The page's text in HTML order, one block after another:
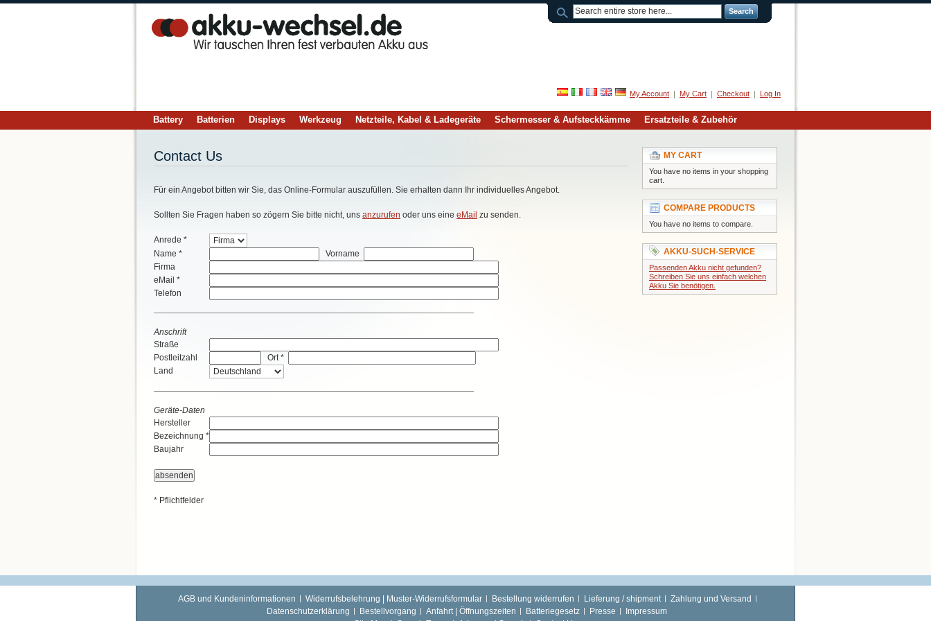
Search
My Account My Cart Checkout Log In
Battery Batterien Displays Werkzeug Netzteile, Kabel & Ladegeräte Schermesser & Aufsteckkämme Ersatzteile & Zubehör
Contact Us
Für ein Angebot bitten wir Sie, das Online-Formular auszufüllen. Sie erhalten dann Ihr individuelles Angebot.
Sollten Sie Fragen haben so zögern Sie bitte nicht, uns anzurufen oder uns eine eMail zu senden.
Anrede *
Name *
Vorname
Firma
eMail *
Telefon
Anschrift
Straße
Postleitzahl
Ort *
Land
Geräte-Daten
Hersteller
Bezeichnung *
Baujahr
* Pflichtfelder
MY CART
You have no items in your shopping
cart.
COMPARE PRODUCTS
You have no items to compare.
AKKU-SUCH-SERVICE
Passenden Akku nicht gefunden?
Schreiben Sie uns einfach welchen
Akku Sie benötigen.
AGB und Kundeninformationen Widerrufsbelehrung | Muster-Widerrufsformular Bestellung widerrufen Lieferung / shipment
Zahlung und Versand
Datenschutzerklärung
Bestellvorgang Anfahrt | Öffnungszeiten Batteriegesetz Presse
Impressum